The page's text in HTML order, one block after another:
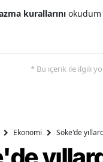
kurallarını
* Bu içerik ile ilgili
Ekonomi Söke'de